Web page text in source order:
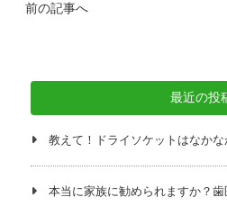
前の記事へ
最近の投
教えて！ドライソケットはなか
本当に家族に勧められますか？